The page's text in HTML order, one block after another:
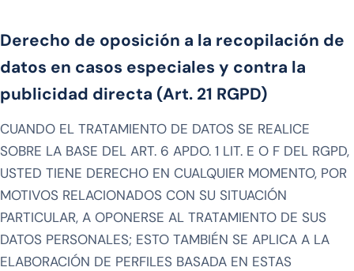
Derecho de oposición a la recopilación de
datos en casos especiales y contra la
publicidad directa (Art. 21 RGPD)
CUANDO EL TRATAMIENTO DE DATOS SE REALICE
SOBRE LA BASE DEL ART. 6 APDO. 1 LIT. E O F DEL RGPD,
USTED TIENE DERECHO EN CUALQUIER MOMENTO, POR
MOTIVOS RELACIONADOS CON SU SITUACIÓN
PARTICULAR, A OPONERSE AL TRATAMIENTO DE SUS
DATOS PERSONALES; ESTO TAMBIÉN SE APLICA A LA
ELABORACIÓN DE PERFILES BASADA EN ESTAS